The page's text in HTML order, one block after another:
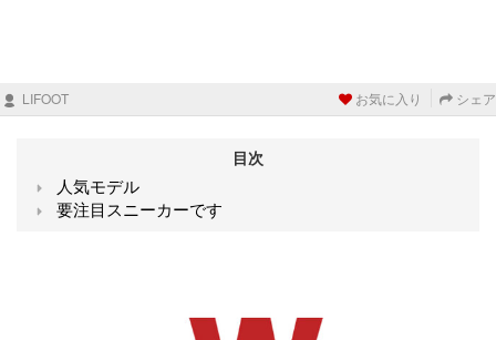
LIFOOT お気に入り シェア
目次
人気モデル
要注目スニーカーです